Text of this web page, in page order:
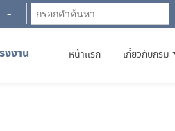
-
งาน หน้าแรก(CURRENT)
เกี่ยวกับกรม